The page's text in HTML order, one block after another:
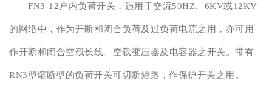
FN3-12户内负荷开关，适用于交流50HZ、6KV或12KV
的网络中，作为开断和闭合负荷及过负荷电流之用，亦可用
作开断和闭合空载长线。空载变压器及电容器之开关。带有
RN3型熔断型的负荷开关可切断短路，作保护开关之用。